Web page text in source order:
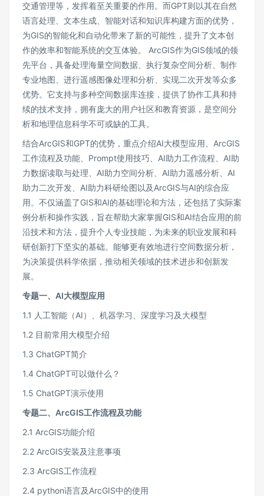
交通管理等，发挥着至关重要的作用。而GPT则以其在自然
语言处理、文本生成、智能对话和知识库构建方面的优势，
为GIS的智能化和自动化带来了新的可能性，提升了文本创
作的效率和智能系统的交互体验。 ArcGIS作为GIS领域的领
先平台，具备处理海量空间数据、执行复杂空间分析、制作
专业地图、进行遥感图像处理和分析、实现二次开发等众多
优势。它支持与多种空间数据库连接，提供了协作工具和持
续的技术支持，拥有庞大的用户社区和教育资源，是空间分
析和地理信息科学不可或缺的工具。
结合ArcGIS和GPT的优势，重点介绍AI大模型应用、ArcGIS
工作流程及功能、Prompt使用技巧、AI助力工作流程、AI助
力数据读取与处理、AI助力空间分析、AI助力遥感分析、AI
助力二次开发、AI助力科研绘图以及ArcGIS与AI的综合应
用。不仅涵盖了GIS和AI的基础理论和方法，还包括了实际案
例分析和操作实践，旨在帮助大家掌握GIS和AI结合应用的前
沿技术和方法，提升个人专业技能，为未来的职业发展和科
研创新打下坚实的基础。能够更有效地进行空间数据分析，
为决策提供科学依据，推动相关领域的技术进步和创新发
展。
专题一、AI大模型应用
1.1 人工智能（AI）、机器学习、深度学习及大模型
1.2 目前常用大模型介绍
1.3 ChatGPT简介
1.4 ChatGPT可以做什么？
1.5 ChatGPT演示使用
专题二、ArcGIS工作流程及功能
2.1 ArcGIS功能介绍
2.2 ArcGIS安装及注意事项
2.3 ArcGIS工作流程
2.4 python语言及ArcGIS中的使用